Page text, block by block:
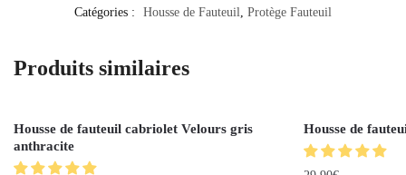
Catégories :
Housse de Fauteuil Protège Fauteuil
Produits similaires
Housse de fauteuil cabriolet Velours gris
anthracite
Housse de